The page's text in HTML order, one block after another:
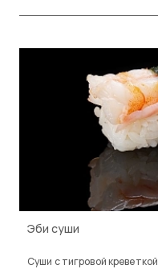
Эби суши
Cуши с тигровой креветкой